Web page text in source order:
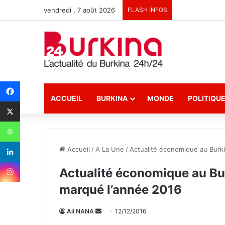
vendredi , 7 août 2026 FLASH INFOS
ACCUEIL BURKINA MONDE POLITIQUE
Accueil / A La Une / Actualité économique au
Actualité économique au
marqué l’année 2016
Ali NANA 12/12/2016